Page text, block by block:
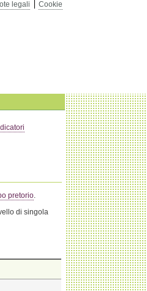
legali
Cookie
pretorio
di singola